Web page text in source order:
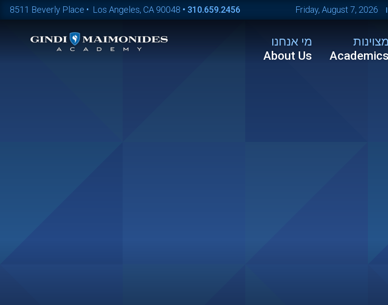
8511 Beverly Place • Los Angeles, CA 90048 • 310.659.2456 Friday, August 7, 2026
מי אנחנו
About Us
מצוינות
Academics